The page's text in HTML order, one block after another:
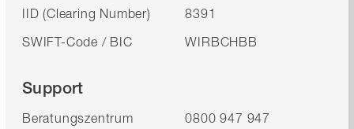
IID (Clearing Number)
8391
SWIFT-Code / BIC
WIRBCHBB
Support
Beratungszentrum
0800 947 947